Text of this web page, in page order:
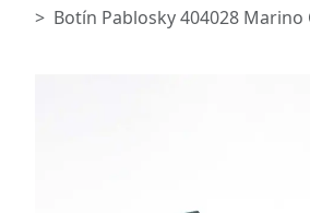
Botín Pablosky 404028 Marino